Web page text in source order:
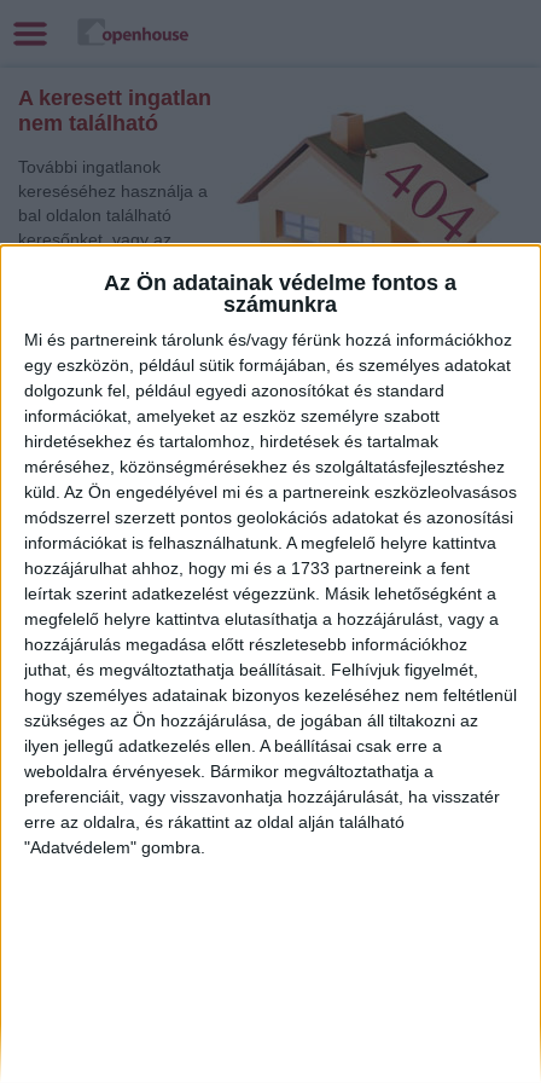
Az Ön adatainak védelme fontos a
számunkra
Mi és partnereink tárolunk és/vagy férünk hozzá információkhoz
egy eszközön, például sütik formájában, és személyes adatokat
dolgozunk fel, például egyedi azonosítókat és standard
információkat, amelyeket az eszköz személyre szabott
hirdetésekhez és tartalomhoz, hirdetések és tartalmak
méréséhez, közönségmérésekhez és szolgáltatásfejlesztéshez
küld. Az Ön engedélyével mi és a partnereink eszközleolvasásos
módszerrel szerzett pontos geolokációs adatokat és azonosítási
információkat is felhasználhatunk. A megfelelő helyre kattintva
hozzájárulhat ahhoz, hogy mi és a 1733 partnereink a fent
leírtak szerint adatkezelést végezzünk. Másik lehetőségként a
megfelelő helyre kattintva elutasíthatja a hozzájárulást, vagy a
hozzájárulás megadása előtt részletesebb információkhoz
juthat, és megváltoztathatja beállításait. Felhívjuk figyelmét,
hogy személyes adatainak bizonyos kezeléséhez nem feltétlenül
szükséges az Ön hozzájárulása, de jogában áll tiltakozni az
ilyen jellegű adatkezelés ellen. A beállításai csak erre a
weboldalra érvényesek. Bármikor megváltoztathatja a
preferenciáit, vagy visszavonhatja hozzájárulását, ha visszatér
erre az oldalra, és rákattint az oldal alján található
"Adatvédelem" gombra.
A keresett ingatlan
nem található
További ingatlanok
kereséséhez használja a
bal oldalon található
keresőnket, vagy az
Szolnok, Eladó Társasházi lakás, Családi ház
Balatonlelle , Eladó Családi ház
Szombathely, Eladó Családi ház
, Eladó Társasházi lakás
Debrecen , Kiadó Családi ház
Törökszentmiklós, Eladó Családi ház
Győr, Eladó Társasházi lakás, Családi ház
Székesfehérvár, Eladó Társasházi lakás
Szeged , Eladó Családi ház